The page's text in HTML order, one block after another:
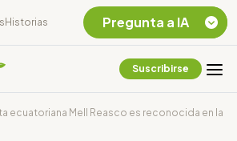
Historias
Suscribirse
ecuatoriana Mell Reasco es reconocida en la
Pregunta a IA
Chevron Ecuador